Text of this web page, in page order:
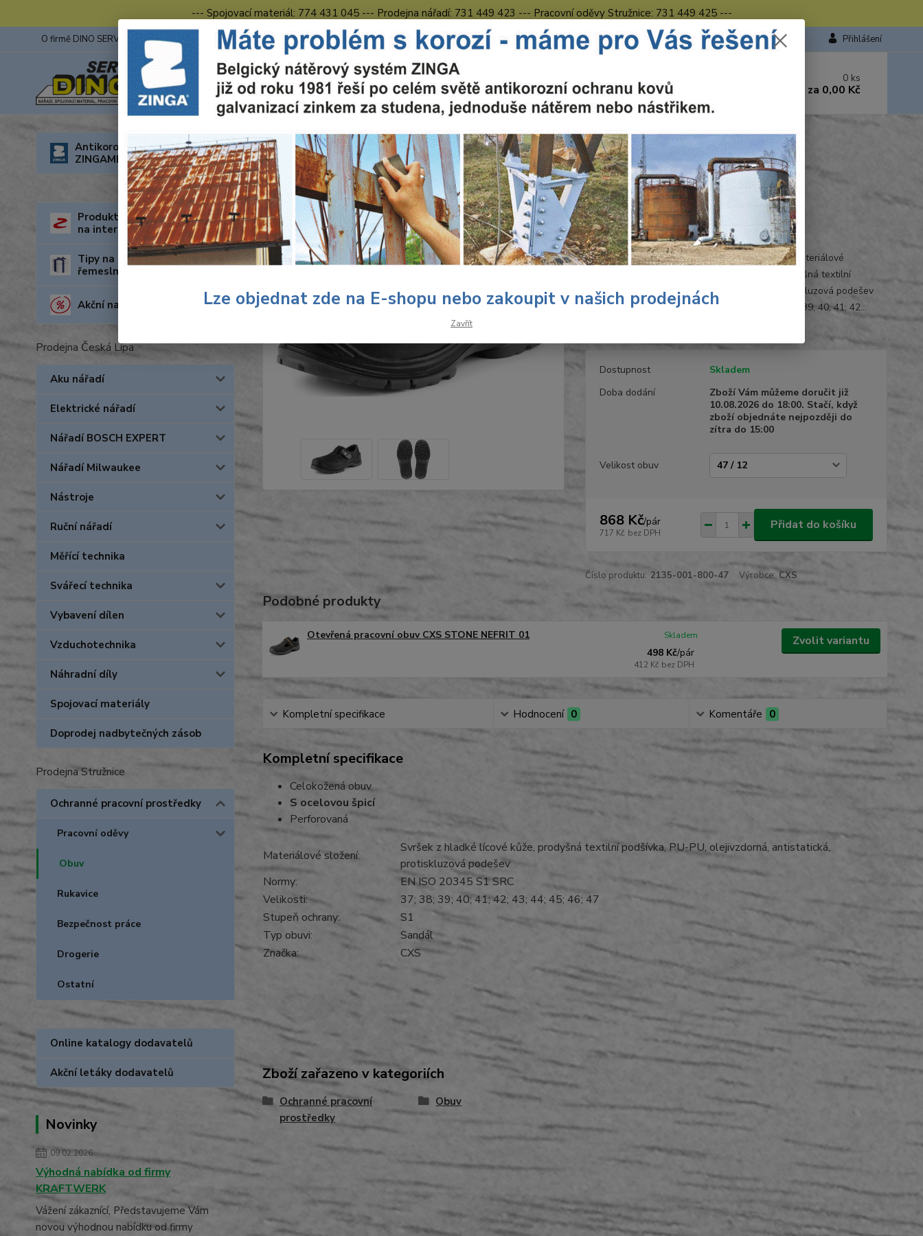
--- Spojovací materiál: 774 431 045 --- Prodejna nářadí: 731 449 423 --- Pracovní oděvy Stružnice: 731 449 425 ---
O firmě DINO SERVIS s.r.o. ZINGA Fotogalerie z výstav Obchodní podmínky Kontakty Česká Lípa Přihlášení
Hledat 731 449 423
8.00 hod. - 16.00 hod.
0 ks
za 0,00 Kč
Antikorozní nátěry
ZINGAMETALL
Produkty za nejnižší cenu
na internetu
Tipy na dárky pro kutily a
řemeslníky
Akční nabídka
Prodejna Česká Lípa
Aku nářadí
Elektrické nářadí
Nářadí BOSCH EXPERT
Nářadí Milwaukee
Nástroje
Ruční nářadí
Měřící technika
Svářecí technika
Vybavení dílen
Vzduchotechnika
Náhradní díly
Spojovací materiály
Doprodej nadbytečných zásob
Prodejna Stružnice
Ochranné pracovní prostředky
Pracovní oděvy
Obuv
Rukavice
Bezpečnost práce
Drogerie
Ostatní
Online katalogy dodavatelů
Akční letáky dodavatelů
Novinky
09.02.2026
Výhodná nabídka od firmy
KRAFTWERK
Vážení zákaznící, Představujeme Vám
novou výhodnou nabídku od firmy
Úvod Ochranné pracovní prostředky Obuv Otevřená praconí obuv CXS SAFETY STEEL IRON S1
Otevřená praconí obuv CXS SAFETY STEEL IRON S1
Ohodnotit produkt
S ocelovou špicí
Celokožená obuv S ocelovou špicí Perforovaná Materiálové
složení: Svršek z hladké lícové kůže, prodyšná textilní
podšívka, PU-PU, olejivzdorná, antistatická, protiskluzová podešev
Normy: EN ISO 20345 S1 SRC Velikosti: 37; 38; 39; 40; 41; 42...
Dostupnost
Skladem
Doba dodání
Zboží Vám můžeme doručit již
10.08.2026 do 18:00. Stačí, když
zboží objednáte nejpozději do
zítra do 15:00
Velikost obuv
868 Kč/pár
717 Kč bez DPH
Přidat do košíku
Číslo produktu: 2135-001-800-47 Výrobce: CXS
Podobné produkty
Otevřená pracovní obuv CXS STONE NEFRIT 01
498 Kč/pár
412 Kč bez DPH
Skladem Zvolit variantu
Kompletní specifikace Hodnocení 0 Komentáře 0
Kompletní specifikace
Celokožená obuv
S ocelovou špicí
Perforovaná
Materiálové složení:
Svršek z hladké lícové kůže, prodyšná textilní podšívka, PU-PU, olejivzdorná, antistatická,
protiskluzová podešev
Normy:
EN ISO 20345 S1 SRC
Velikosti:
37; 38; 39; 40; 41; 42; 43; 44; 45; 46; 47
Stupeň ochrany:
S1
Typ obuvi:
Sandál
Značka:
CXS
Zboží zařazeno v kategoriích
Ochranné pracovní
prostředky
Obuv
Lze objednat zde na E-shopu nebo zakoupit v našich prodejnách
Zavřít